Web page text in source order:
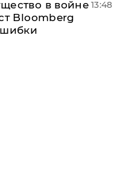
в войне
Bloomberg
13:48